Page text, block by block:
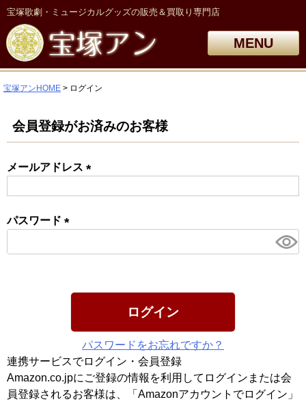
宝塚歌劇・ミュージカルグッズの販売＆買取り専門店
MENU
宝塚アンHOME ログイン
会員登録がお済みのお客様
メールアドレス
パスワード
須)
ログイン
パスワードをお忘れですか？
連携サービスでログイン・会員登録
Amazon.co.jpにご登録の情報を利用してログインまたは会
員登録されるお客様は、「Amazonアカウントでログイン」